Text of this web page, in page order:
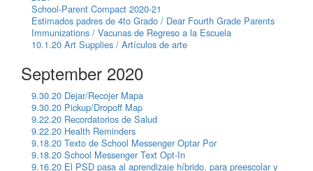
School-Parent Compact 2020-21
Estimados padres de 4to Grado / Dear Fourth Grade Parents
Immunizations / Vacunas de Regreso a la Escuela
10.1.20 Art Supplies / Artículos de arte
September 2020
9.30.20 Dejar/Recojer Mapa
9.30.20 Pickup/Dropoff Map
9.22.20 Recordatorios de Salud
9.22.20 Health Reminders
9.18.20 Texto de School Messenger Optar Por
9.18.20 School Messenger Text Opt-In
9.16.20 El PSD pasa al aprendizaje híbrido, para preescolar y